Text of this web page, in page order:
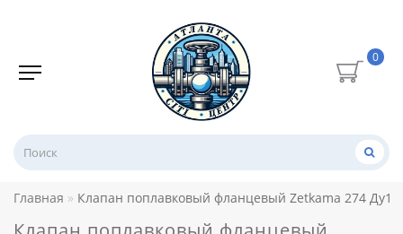
0
Главная Клапан поплавковый фланцевый Zetkama 274